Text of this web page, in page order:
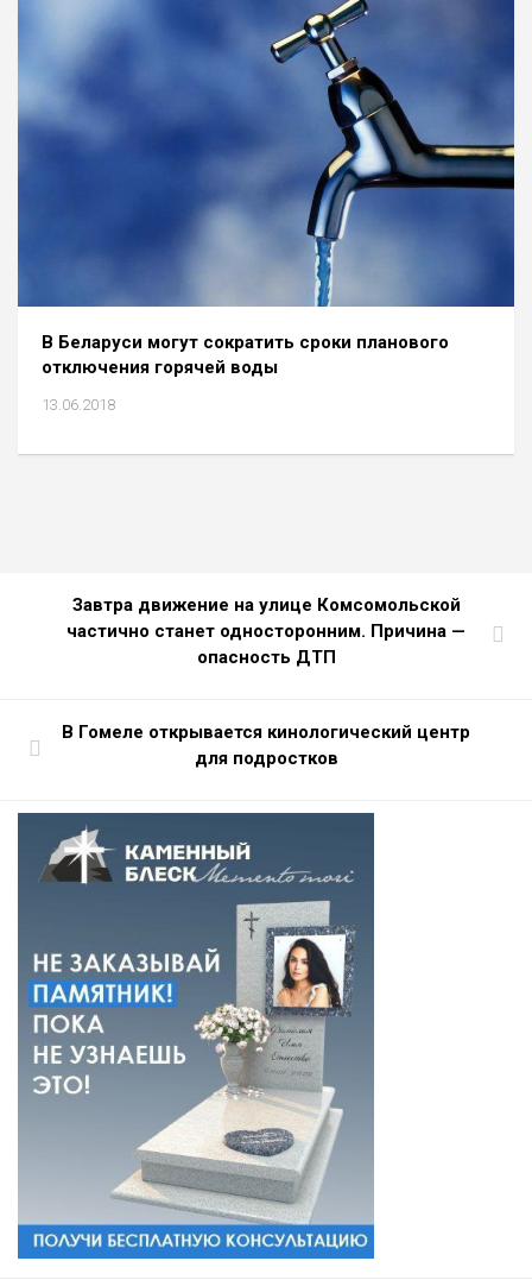
В Беларуси могут сократить сроки планового
отключения горячей воды
13.06.2018
Завтра движение на улице Комсомольской
частично станет односторонним. Причина —
опасность ДТП
В Гомеле открывается кинологический центр
для подростков